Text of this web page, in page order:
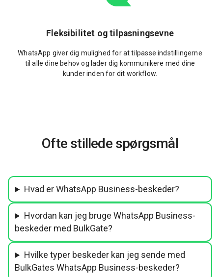
Fleksibilitet og tilpasningsevne
WhatsApp giver dig mulighed for at tilpasse indstillingerne
til alle dine behov og lader dig kommunikere med dine
kunder inden for dit workflow.
Ofte stillede spørgsmål
Hvad er WhatsApp Business-beskeder?
Hvordan kan jeg bruge WhatsApp Business-
beskeder med BulkGate?
Hvilke typer beskeder kan jeg sende med
BulkGates WhatsApp Business-beskeder?